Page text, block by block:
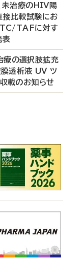
未治療のHIV陽
接比較試験にお
TAFに対す
表
の選択肢拡充
透析液 UV ツ
載のお知らせ